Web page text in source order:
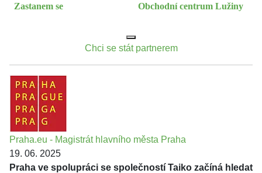
Zastanem se Obchodní centrum Lužiny
Chci se stát partnerem
Praha.eu - Magistrát hlavního města Praha
19. 06. 2025
Praha ve spolupráci se společností Taiko začíná hledat